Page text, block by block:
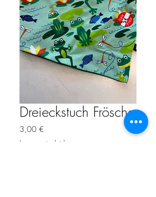
Dreieckstuch Frösche
3,00 €
Impuesto incluido